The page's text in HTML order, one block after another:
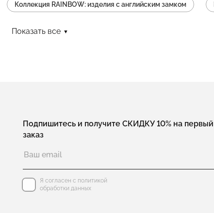
Коллекция RAINBOW: изделия с английским замком
Показать все
Подпишитесь и получите СКИДКУ 10% на первый
заказ
Я согласен с политикой
обработки данных